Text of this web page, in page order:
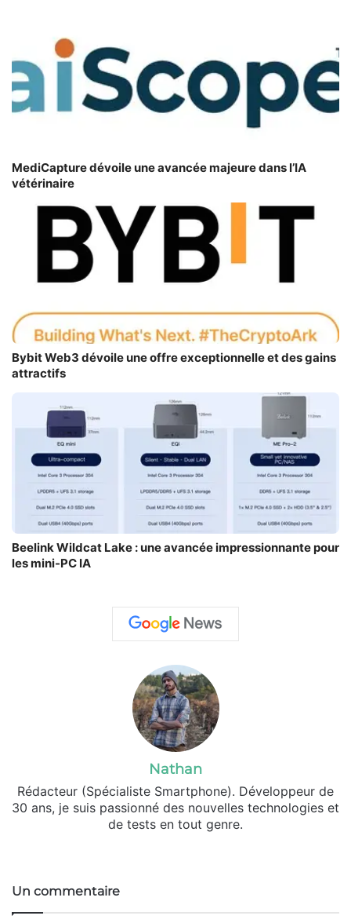
MediCapture dévoile une avancée majeure dans l’IA
vétérinaire
Bybit Web3 dévoile une offre exceptionnelle et des gains
attractifs
Beelink Wildcat Lake : une avancée impressionnante pour
les mini-PC IA
Nathan
Rédacteur (Spécialiste Smartphone). Développeur de
30 ans, je suis passionné des nouvelles technologies et
de tests en tout genre.
Un commentaire